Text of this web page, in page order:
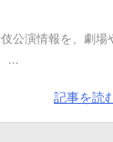
公演情報を、劇場
...
記事を読